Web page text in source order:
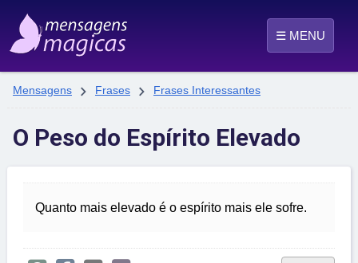
☰ MENU
Mensagens  Frases  Frases Interessantes
O Peso do Espírito Elevado
Quanto mais elevado é o espírito mais ele sofre.